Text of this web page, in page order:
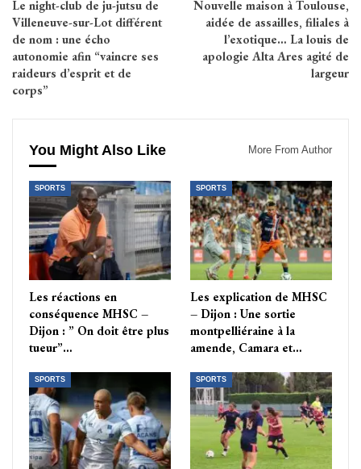
Le night-club de ju-jutsu de
Villeneuve-sur-Lot différent
de nom : une écho
autonomie afin “vaincre ses
raideurs d’esprit et de
corps”
Nouvelle maison à Toulouse,
aidée de assailles, filiales à
l’exotique… La louis de
apologie Alta Ares agité de
largeur
You Might Also Like More From Author
SPORTS
Les réactions en
conséquence MHSC –
Dijon : ” On doit être plus
tueur”…
SPORTS
Les explication de MHSC
– Dijon : Une sortie
montpelliéraine à la
amende, Camara et…
SPORTS SPORTS